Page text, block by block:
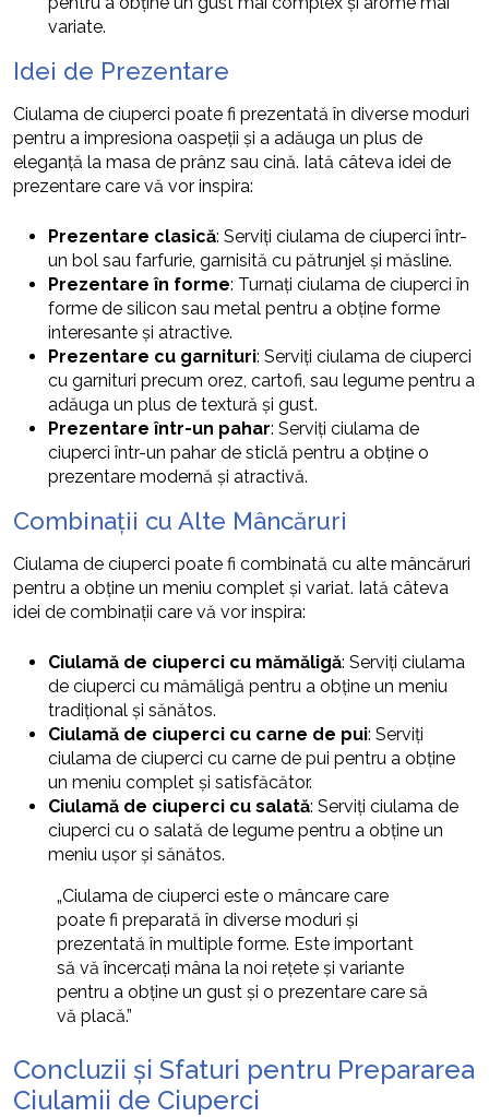
variate.
Idei de Prezentare
Ciulama de ciuperci poate fi prezentată în diverse moduri
pentru a impresiona oaspeții și a adăuga un plus de
eleganță la masa de prânz sau cină. Iată câteva idei de
prezentare care vă vor inspira:
Prezentare clasică: Serviți ciulama de ciuperci într-
un bol sau farfurie, garnisită cu pătrunjel și măsline.
Prezentare în forme: Turnați ciulama de ciuperci în
forme de silicon sau metal pentru a obține forme
interesante și atractive.
Prezentare cu garnituri: Serviți ciulama de ciuperci
cu garnituri precum orez, cartofi, sau legume pentru a
adăuga un plus de textură și gust.
Prezentare într-un pahar: Serviți ciulama de
ciuperci într-un pahar de sticlă pentru a obține o
prezentare modernă și atractivă.
Combinații cu Alte Mâncăruri
Ciulama de ciuperci poate fi combinată cu alte mâncăruri
pentru a obține un meniu complet și variat. Iată câteva
idei de combinații care vă vor inspira:
Ciulamă de ciuperci cu mămăligă: Serviți ciulama
de ciuperci cu mămăligă pentru a obține un meniu
tradițional și sănătos.
Ciulamă de ciuperci cu carne de pui: Serviți
ciulama de ciuperci cu carne de pui pentru a obține
un meniu complet și satisfăcător.
Ciulamă de ciuperci cu salată: Serviți ciulama de
ciuperci cu o salată de legume pentru a obține un
meniu ușor și sănătos.
„Ciulama de ciuperci este o mâncare care
poate fi preparată în diverse moduri și
prezentată în multiple forme. Este important
să vă încercați mâna la noi rețete și variante
pentru a obține un gust și o prezentare care să
vă placă.”
Concluzii și Sfaturi pentru Prepararea
Ciulamii de Ciuperci